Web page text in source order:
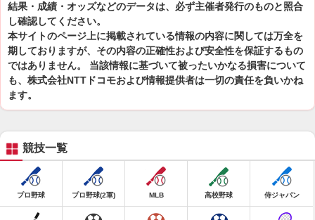
結果・成績・オッズなどのデータは、必ず主催者発行のものと照合
し確認してください。
本サイトのページ上に掲載されている情報の内容に関しては万全を
期しておりますが、その内容の正確性および安全性を保証するもの
ではありません。 当該情報に基づいて被ったいかなる損害について
も、株式会社NTTドコモおよび情報提供者は一切の責任を負いかね
ます。
競技一覧
プロ野球 プロ野球(2軍) MLB 高校野球 侍ジャパン